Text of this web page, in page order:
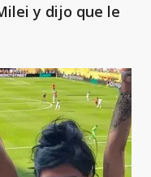
y dijo que le